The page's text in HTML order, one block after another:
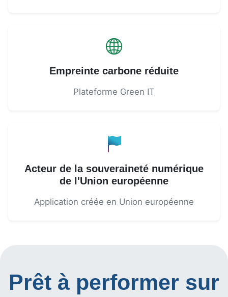
Empreinte carbone réduite
Plateforme Green IT
Acteur de la souveraineté numérique
de l'Union européenne
Application créée en Union européenne
Prêt à performer sur